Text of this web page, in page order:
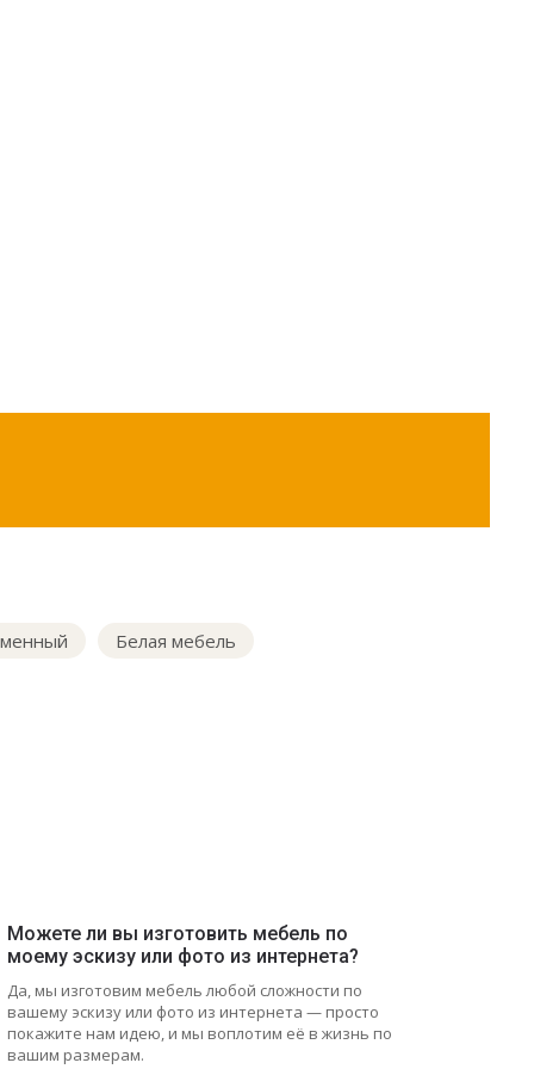
Белая мебель
Можете ли вы изготовить мебель по
моему эскизу или фото из интернета?
Да, мы изготовим мебель любой сложности по
вашему эскизу или фото из интернета — просто
покажите нам идею, и мы воплотим её в жизнь по
вашим размерам.